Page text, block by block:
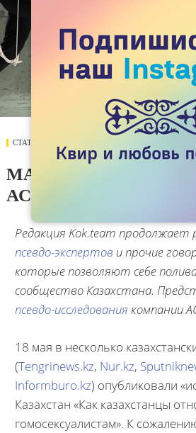
СТАТЬИ
МАНИПУЛЯТОРЫ
АСТ КАЗАХСТАН
Редакция Kok.team продолжает
псевдо-экспертов и прочие
которые позволяют себе
сообщество Казахстана.
псевдо-исследования компании
18 мая в несколько
(Tengrinews.kz, Nur.kz,
Informburo.kz) опубликовали
Казахстан «Как казахстанцы
гомосексуалистам». К